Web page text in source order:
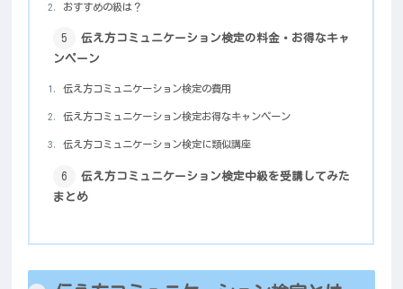
おすすめの級は？
伝え方コミュニケーション検定の料金・お得なキャ
ンペーン
伝え方コミュニケーション検定の費用
伝え方コミュニケーション検定お得なキャンペーン
伝え方コミュニケーション検定に類似講座
伝え方コミュニケーション検定中級を受講してみた
まとめ